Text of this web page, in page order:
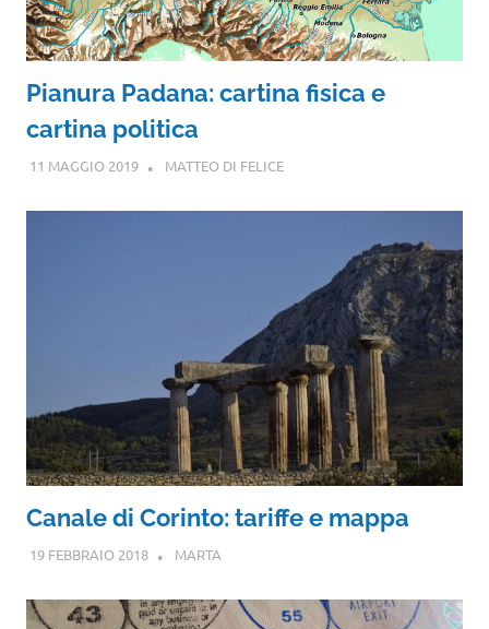
Pianura Padana: cartina fisica e
cartina politica
11 MAGGIO 2019 MATTEO DI FELICE
Canale di Corinto: tariffe e mappa
19 FEBBRAIO 2018 MARTA